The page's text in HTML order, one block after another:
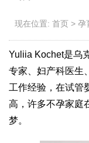
现在位置: 首页 > 孕
Yuliia Kochet是乌
专家、妇产科医生
工作经验，在试管
高，许多不孕家庭
梦。